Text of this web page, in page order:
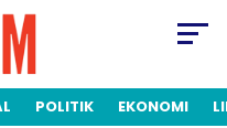
POLITIK EKONOMI